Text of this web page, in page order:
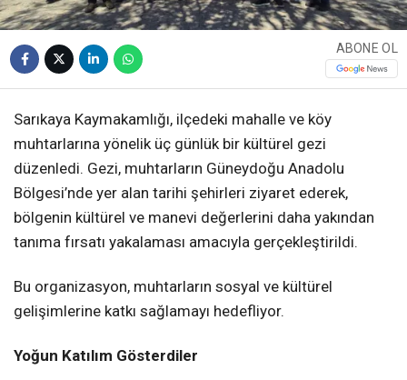
ABONE OL
Sarıkaya Kaymakamlığı, ilçedeki mahalle ve köy
muhtarlarına yönelik üç günlük bir kültürel gezi
düzenledi. Gezi, muhtarların Güneydoğu Anadolu
Bölgesi’nde yer alan tarihi şehirleri ziyaret ederek,
bölgenin kültürel ve manevi değerlerini daha yakından
tanıma fırsatı yakalaması amacıyla gerçekleştirildi.
Bu organizasyon, muhtarların sosyal ve kültürel
gelişimlerine katkı sağlamayı hedefliyor.
Yoğun Katılım Gösterdiler